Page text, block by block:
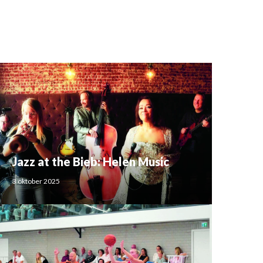
Jazz at the Bieb: Helen Music
3 oktober 2025